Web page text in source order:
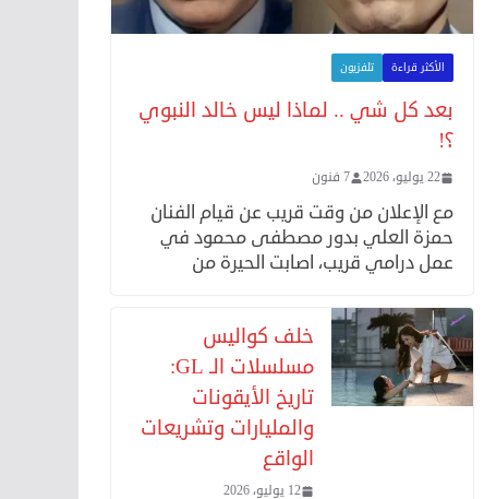
الأكثر قراءة تلفزيون
بعد كل شي .. لماذا ليس خالد النبوي
؟!
22 يوليو، 2026 7 فنون
مع الإعلان من وقت قريب عن قيام الفنان
حمزة العلي بدور مصطفى محمود في
عمل درامي قريب، اصابت الحيرة من
خلف كواليس
مسلسلات الـ GL:
تاريخ الأيقونات
والمليارات وتشريعات
الواقع
12 يوليو، 2026